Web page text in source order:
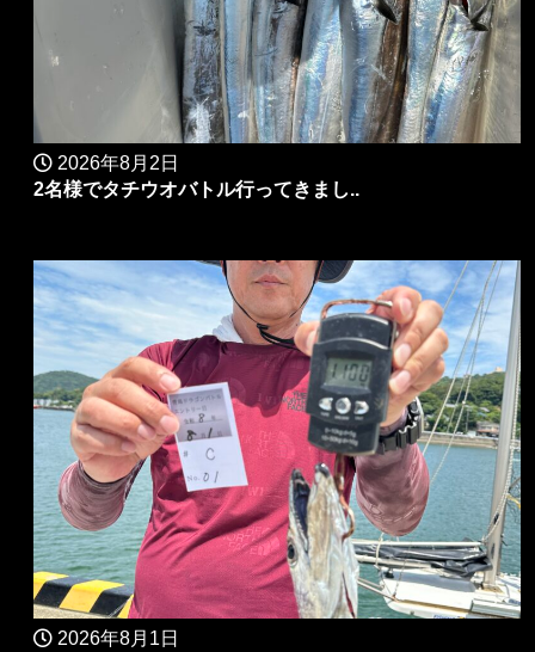
2026年8月2日
2名様でタチウオバトル行ってきまし..
2026年8月1日